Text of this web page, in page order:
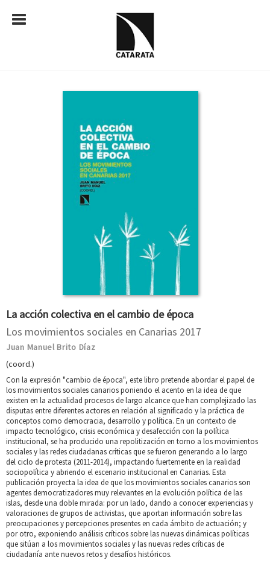
La acción colectiva en el cambio de época
Los movimientos sociales en Canarias 2017
Juan Manuel Brito Díaz
(coord.)
Con la expresión "cambio de época", este libro pretende abordar el papel de
los movimientos sociales canarios poniendo el acento en la idea de que
existen en la actualidad procesos de largo alcance que han complejizado las
disputas entre diferentes actores en relación al significado y la práctica de
conceptos como democracia, desarrollo y política. En un contexto de
impacto tecnológico, crisis económica y desafección con la política
institucional, se ha producido una repolitización en torno a los movimientos
sociales y las redes ciudadanas críticas que se fueron generando a lo largo
del ciclo de protesta (2011-2014), impactando fuertemente en la realidad
sociopolítica y abriendo el escenario institucional en Canarias. Esta
publicación proyecta la idea de que los movimientos sociales canarios son
agentes democratizadores muy relevantes en la evolución política de las
islas, desde una doble mirada: por un lado, dando a conocer experiencias y
valoraciones de grupos de activistas, que aportan información sobre las
preocupaciones y percepciones presentes en cada ámbito de actuación; y
por otro, exponiendo análisis críticos sobre las nuevas dinámicas políticas
que sitúan a los movimientos sociales y las nuevas redes críticas de
ciudadanía ante nuevos retos y desafíos históricos.